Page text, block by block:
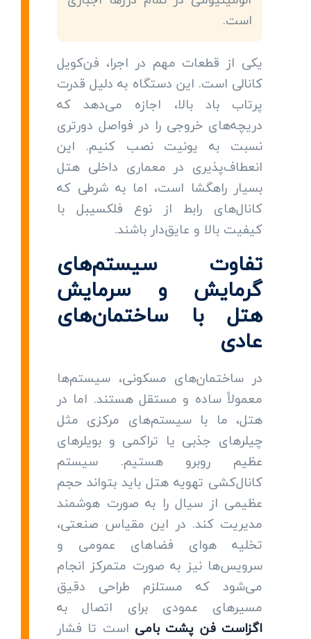
است.
یکی از قطعات مهم در اجرا، فن‌کویل
کانالی است. این دستگاه به دلیل قدرت
پرتاب باد بالا، اجازه می‌دهد که
دریچه‌های خروجی را در فواصل دورتری
نسبت به یونیت نصب کنیم. این
انعطاف‌پذیری در معماری داخلی هتل
بسیار راهگشا است، اما به شرطی که
کانال‌های رابط از نوع فلکسیبل با
کیفیت بالا و عایق‌دار باشند.
تفاوت سیستم‌های
گرمایش و سرمایش
هتل با ساختمان‌های
عادی
در ساختمان‌های مسکونی، سیستم‌ها
معمولاً ساده و مستقل هستند. اما در
هتل، ما با سیستم‌های مرکزی مثل
چیلرهای جذبی یا تراکمی و بویلرهای
عظیم روبرو هستیم. سیستم
کانال‌کشی تهویه هتل باید بتواند حجم
عظیمی از سیال را به صورت هوشمند
مدیریت کند. در این مقیاس صنعتی،
تخلیه هوای فضاهای عمومی و
سرویس‌ها نیز به صورت متمرکز انجام
می‌شود که مستلزم طراحی دقیق
مسیرهای عمودی برای اتصال به
اگزاست فن پشت بامی است تا فشار